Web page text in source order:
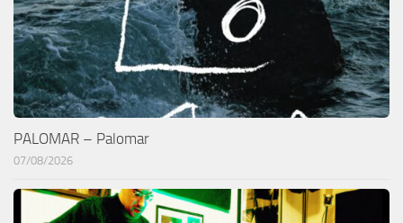
PALOMAR – Palomar
07/08/2026